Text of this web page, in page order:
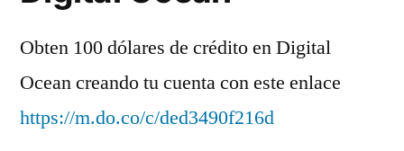
Obten 100 dólares de crédito en Digital
Ocean creando tu cuenta con este enlace
https://m.do.co/c/ded3490f216d